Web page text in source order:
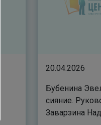
20.04.2026
Бубенина
сияние.
Заварзина